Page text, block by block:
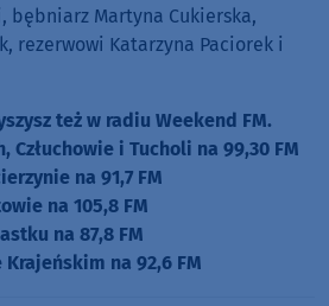
bębniarz Martyna Cukierska,
rezerwowi Katarzyna Paciorek i
też w radiu Weekend FM.
Człuchowie i Tucholi na 99,30 FM
na 91,7 FM
na 105,8 FM
na 87,8 FM
na 92,6 FM